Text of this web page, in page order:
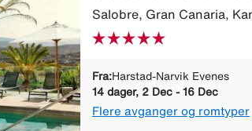
Salobre, Gran Canaria,
Fra:Harstad-Narvik Evenes
14 dager, 2 Dec - 16 Dec
Flere avganger og romtyper